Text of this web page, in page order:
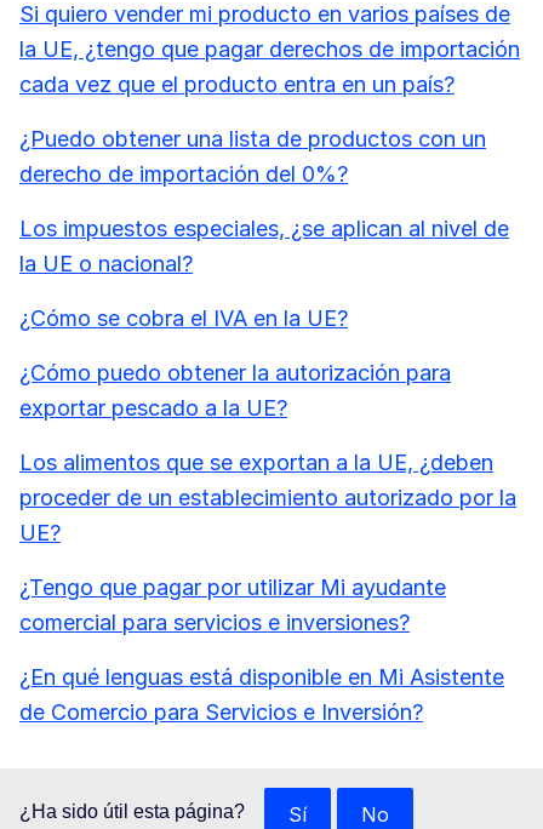
Si quiero vender mi producto en varios países de
la UE, ¿tengo que pagar derechos de importación
cada vez que el producto entra en un país?
¿Puedo obtener una lista de productos con un
derecho de importación del 0%?
Los impuestos especiales, ¿se aplican al nivel de
la UE o nacional?
¿Cómo se cobra el IVA en la UE?
¿Cómo puedo obtener la autorización para
exportar pescado a la UE?
Los alimentos que se exportan a la UE, ¿deben
proceder de un establecimiento autorizado por la
UE?
¿Tengo que pagar por utilizar Mi ayudante
comercial para servicios e inversiones?
¿En qué lenguas está disponible en Mi Asistente
de Comercio para Servicios e Inversión?
¿Ha sido útil esta página? Sí No